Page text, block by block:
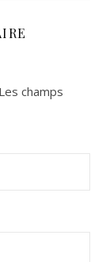
Les champs